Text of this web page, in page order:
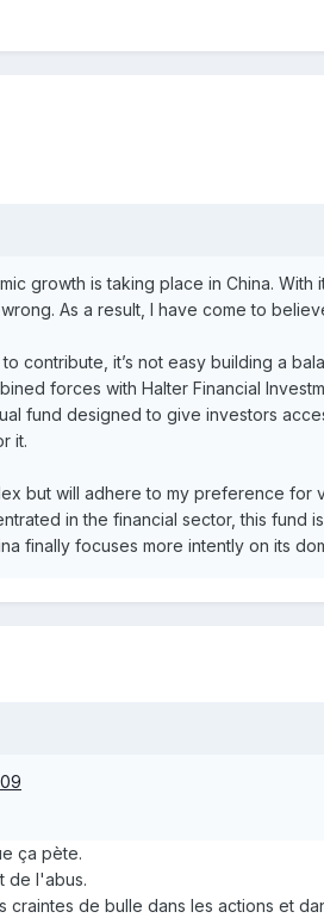
growth is taking place in China.
As a result, I have come to
contribute, it’s not easy building a
forces with Halter Financial
fund designed to give investors
it.
but will adhere to my preference
in the financial sector, this
finally focuses more intently on its
ça pète.
de l'abus.
de bulle dans les actions et